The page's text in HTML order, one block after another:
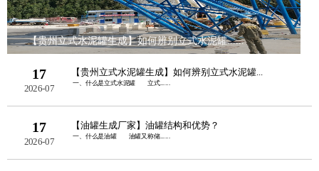
【贵州立式水泥罐生成】如何辨别立式水泥罐......
17
2026-07
【贵州立式水泥罐生成】如何辨别立式水泥罐...
一、什么是立式水泥罐 立式......
17
2026-07
【油罐生成厂家】油罐结构和优势？
一、什么是油罐 油罐又称储......